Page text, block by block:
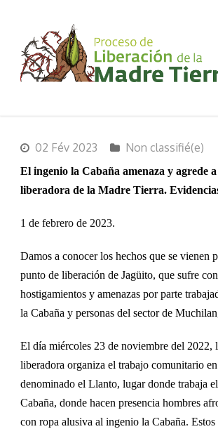
02 Fév 2023 Non classifié(e)
El ingenio la Cabaña amenaza y agrede
liberadora de la Madre Tierra.
1 de febrero de 2023.
Damos a conocer los hechos que se vienen
punto de liberación de Jagüito, que sufre
hostigamientos y amenazas por parte
la Cabaña y personas del sector de
El día miércoles 23 de noviembre del 2022,
liberadora organiza el trabajo comunitario
denominado el Llanto, lugar donde trabaja
Cabaña, donde hacen presencia hombres
con ropa alusiva al ingenio la Cabaña. Estos